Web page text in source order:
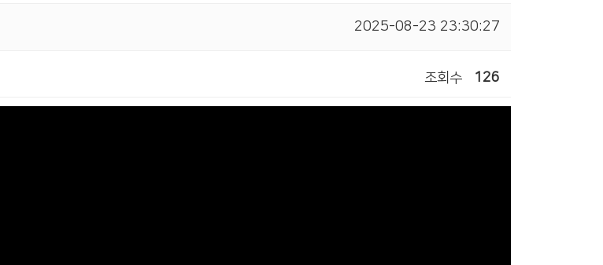
2025-08-23 23:30:27
조회수 126